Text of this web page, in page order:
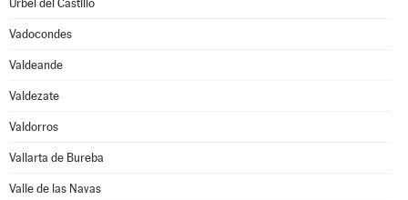
Úrbel del Castillo
Vadocondes
Valdeande
Valdezate
Valdorros
Vallarta de Bureba
Valle de las Navas